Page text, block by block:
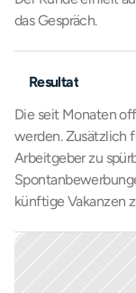
das Gespräch.
Resultat
Die seit Monaten
werden. Zusätzlich
Arbeitgeber zu
künftige Vakanzen